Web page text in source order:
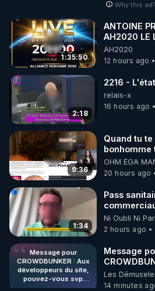
🌱 INSTAGRAM
https://www.instagram.com/
http://rgnr.li/instagram
🌱 LA NEWSLETTER
Pour ne pas rater l’actualité
http://rgnr.li/news
🌱 VIDÉOS NON CENSURÉES
Toutes les vidéos Youtube
http://rgnr.li/odysee
🌱 LES STAGES EN
http://rgnr.li/stages
Why this ad?
1:35:50
ANTOINE
AH2020 LE
06/08/
AH2020
12 hours ago
2:18
2216 -
relais-x
16 hours ago
9:36
Quand tu
bonhomme
ondes ils
t'expliquer
OHM ÉGA
20 hours ago
1:34
Pass
l'obligation
France
Ni Oubli Ni
2 hours ago
Message pour
CROWDBUNKER : Aux
développeurs du site,
pouvez-vous svp
remettre la
Message
pouvez-
Les
14 minutes